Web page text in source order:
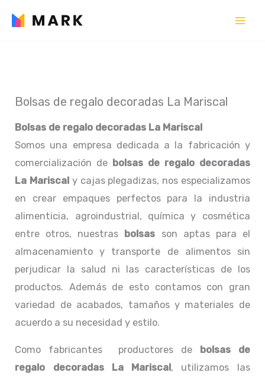
Bolsas de regalo decoradas La Mariscal
Bolsas de regalo decoradas La Mariscal
Somos una empresa dedicada a la fabricación y
comercialización de bolsas de regalo decoradas
La Mariscal y cajas plegadizas, nos especializamos
en crear empaques perfectos para la industria
alimenticia, agroindustrial, química y cosmética
entre otros, nuestras bolsas son aptas para el
almacenamiento y transporte de alimentos sin
perjudicar la salud ni las características de los
productos. Además de esto contamos con gran
variedad de acabados, tamaños y materiales de
acuerdo a su necesidad y estilo.
Como fabricantes productores de bolsas de
regalo decoradas La Mariscal, utilizamos las